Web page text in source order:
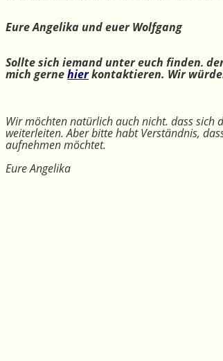
Eure Angelika und euer Wolfgang
Sollte sich jemand unter euch finden,
mich gernehierkontaktieren. Wir
Wir möchten natürlich auch nicht, dass sich
weiterleiten. Aber bitte habt Verständnis,
aufnehmen möchtet.
Eure Angelika